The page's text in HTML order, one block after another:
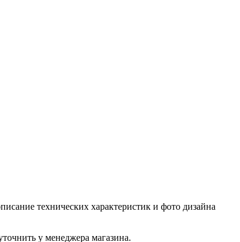
технических характеристик и фото дизайна
у менеджера магазина.